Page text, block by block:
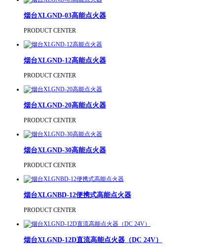
烟台XLGND-03高能点火器
PRODUCT CENTER
烟台XLGND-12高能点火器
PRODUCT CENTER
烟台XLGND-20高能点火器
PRODUCT CENTER
烟台XLGND-30高能点火器
PRODUCT CENTER
烟台XLGNBD-12便携式高能点火器
PRODUCT CENTER
烟台XLGND-12D直流高能点火器（DC 24V）